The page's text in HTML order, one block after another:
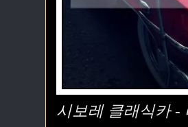
시보레 클래식카 -